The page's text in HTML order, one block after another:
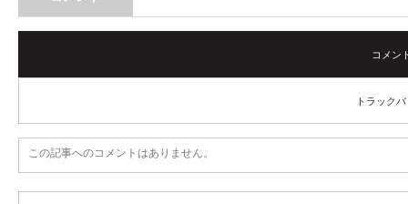
コメン
トラック
この記事へのコメントはありません。